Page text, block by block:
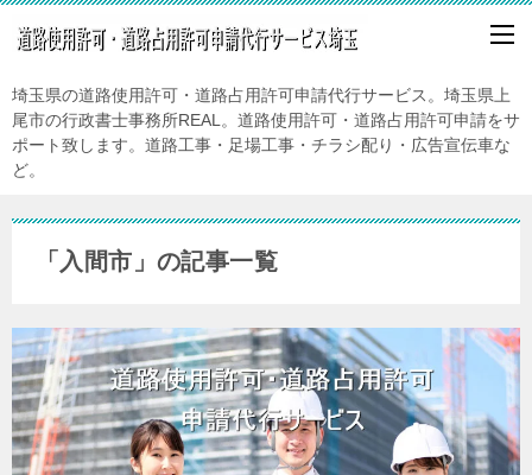
埼玉県の道路使用許可・道路占用許可申請代行サービス。埼玉県上
尾市の行政書士事務所REAL。道路使用許可・道路占用許可申請をサ
ポート致します。道路工事・足場工事・チラシ配り・広告宣伝車な
ど。
「入間市」の記事一覧